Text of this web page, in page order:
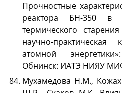
Прочностные
реактора БН-350 в
термического
научно-практическая
атомной
Обнинск: ИАТЭ НИЯУ
Мухамедова Н.М.,